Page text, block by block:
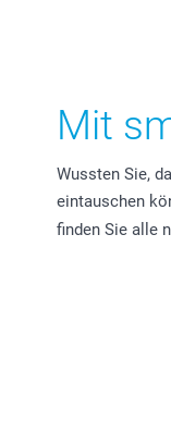
Mit
Wussten Sie,
eintauschen
finden Sie alle